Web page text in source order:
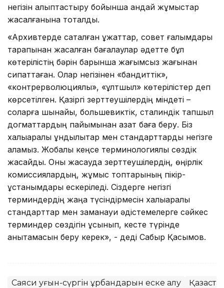
негізін қалыптастыру бойынша қандай жұмыстар
жасалғанына тоқталды.
«Архивтерде сақталған құжаттар, совет ғалымдары
тарапынан жасалған бағалаулар әдетте бұл
көтерілістің бәрін барынша жағымсыз жағынан
сипаттаған. Олар негізінен «бандиттік»,
«контрерволюциялық», «ұлтшыл» көтерілістер деп
көрсетілген. Қазіргі зерттеушілердің міндеті –
соларға шынайы, большевиктік, сталиндік тапшыл
догматтардың пайымынан азат баға беру. Біз
халықаралық құндылықтар мен стандарттарды негізге
аламыз. Жобалық кеңсе терминологиялық сөздік
жасайды. Оны жасауда зерттеушілердің, өңірлік
комиссиялардың, жұмыс топтарының пікір-
ұстанымдары ескеріледі. Сіздерге негізгі
терминдердің жаңа түсіндірмесін халықаралық
стандарттар мен заманауи әдістемелерге сәйкес
терминдер сөздігін ұсынып, кесте түрінде
анықтамасын беру керек», - деді Сабыр Қасымов.
Саяси қуғын-сүргін құрбандарын еске алу